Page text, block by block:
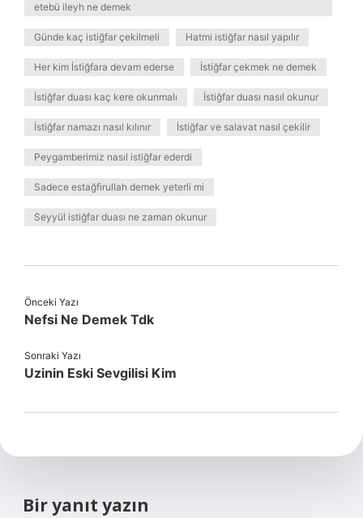
etebü ileyh ne demek
Günde kaç istiğfar çekilmeli Hatmi istiğfar nasıl yapılır
Her kim İstiğfara devam ederse İstiğfar çekmek ne demek
İstiğfar duası kaç kere okunmalı İstiğfar duası nasıl okunur
İstiğfar namazı nasıl kılınır İstiğfar ve salavat nasıl çekilir
Peygamberimiz nasıl istiğfar ederdi
Sadece estağfirullah demek yeterli mi
Seyyül istiğfar duası ne zaman okunur
Önceki Yazı
Nefsi Ne Demek Tdk
Sonraki Yazı
Uzinin Eski Sevgilisi Kim
Bir yanıt yazın